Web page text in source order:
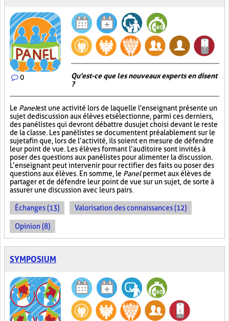
0
Qu'est-ce que les nouveaux experts en disent
?
Le Panelest une activité lors de laquelle l'enseignant présente un
sujet de discussion aux élèves et sélectionne, parmi ces derniers,
des panélistes qui devront débattre du sujet choisi devant le reste
de la classe. Les panélistes se documentent préalablement sur le
sujet afin que, lors de l’activité, ils soient en mesure de défendre
leur point de vue. Les élèves formant l’auditoire sont invités à
poser des questions aux panélistes pour alimenter la discussion.
L’enseignant peut intervenir pour rectifier des faits ou poser des
questions aux élèves. En somme, le Panelpermet aux élèves de
partager et de défendre leur point de vue sur un sujet, de sorte à
assurer une discussion avec leurs pairs.
Échanges (13) Valorisation des connaissances (12)
Opinion (8)
SYMPOSIUM